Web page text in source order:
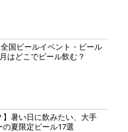
全国ビールイベント・ビール
はどこでビール飲む？
】暑い日に飲みたい、大手
の夏限定ビール17選